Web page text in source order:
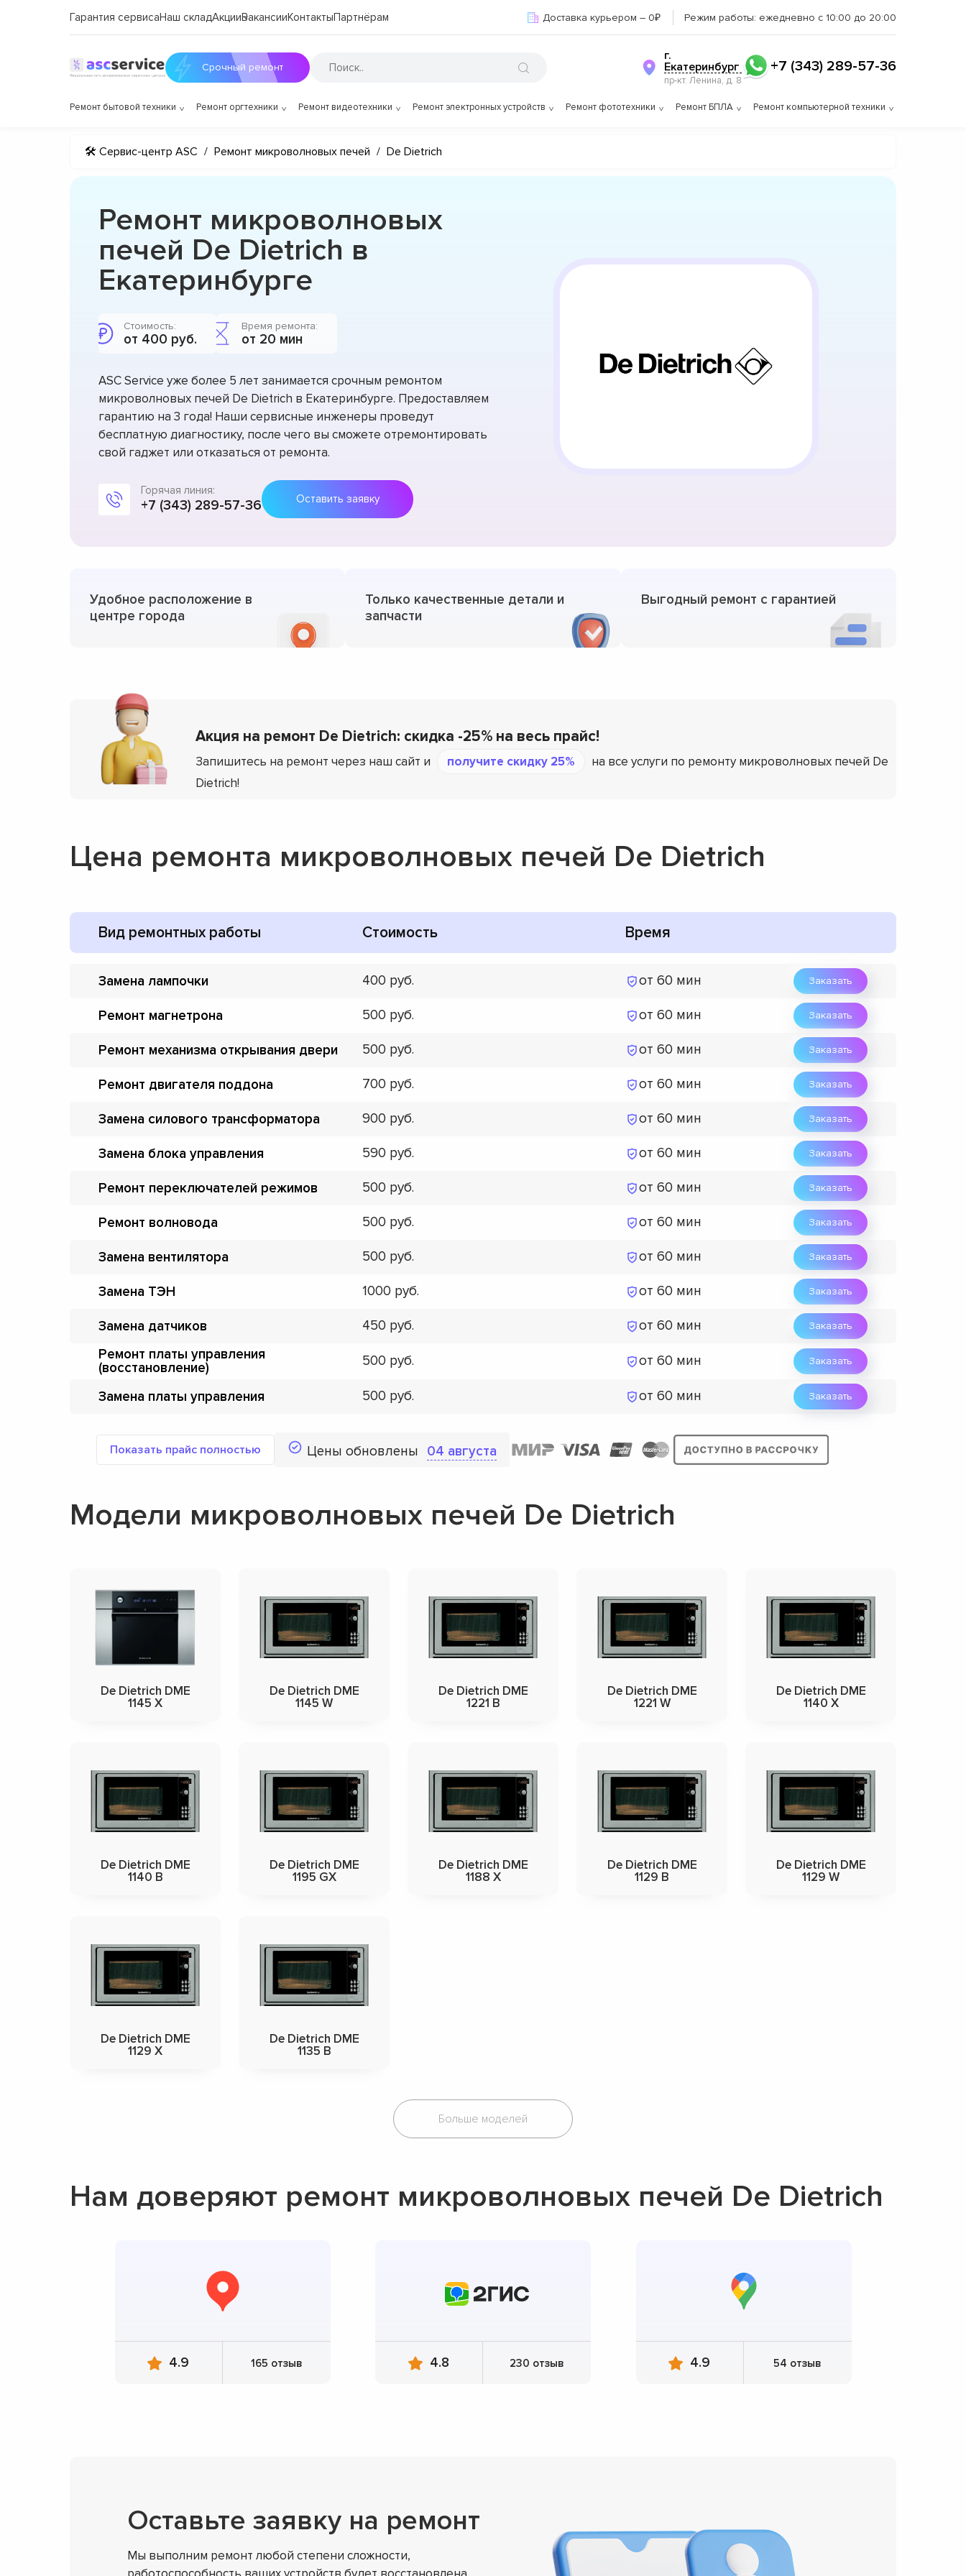
Гарантия сервисаНаш складАкцииВакансииКонтактыПартнёрам Доставка курьером – 0₽ Режим работы: ежедневно с 10:00 до 20:00
Срочный ремонт
г.
Екатеринбург
пр-кт. Ленина, д. 8
+7 (343) 289-57-36
Ремонт бытовой техники Ремонт оргтехники Ремонт видеотехники Ремонт электронных устройств Ремонт фототехники Ремонт БПЛА Ремонт компьютерной техники
🛠 Сервис-центр ASC / Ремонт микроволновых печей / De Dietrich
Ремонт микроволновых
печей De Dietrich в
Екатеринбурге
Стоимость:
от 400 руб.
Время ремонта:
от 20 мин
ASC Service уже более 5 лет занимается срочным ремонтом
микроволновых печей De Dietrich в Екатеринбурге. Предоставляем
гарантию на 3 года! Наши сервисные инженеры проведут
бесплатную диагностику, после чего вы сможете отремонтировать
свой гаджет или отказаться от ремонта.
Горячая линия:
+7 (343) 289-57-36 Оставить заявку
Удобное расположение в
центре города
Только качественные детали и
запчасти
Выгодный ремонт с гарантией
Акция на ремонт De Dietrich: скидка -25% на весь прайс!
Запишитесь на ремонт через наш сайт и получите скидку 25%
на все услуги по ремонту микроволновых печей De
Dietrich!
Цена ремонта микроволновых печей De Dietrich
Вид ремонтных работы Стоимость Время
Замена лампочки 400 от 60 мин Заказать
Ремонт магнетрона 500 от 60 мин Заказать
Ремонт механизма открывания двери 500 от 60 мин Заказать
Ремонт двигателя поддона 700 от 60 мин Заказать
Замена силового трансформатора 900 от 60 мин Заказать
Замена блока управления 590 от 60 мин Заказать
Ремонт переключателей режимов 500 от 60 мин Заказать
Ремонт волновода 500 от 60 мин Заказать
Замена вентилятора 500 от 60 мин Заказать
Замена ТЭН 1000 от 60 мин Заказать
Замена датчиков 450 от 60 мин Заказать
Ремонт платы управления
(восстановление)
500 от 60 мин Заказать
Замена платы управления 500 от 60 мин Заказать
Показать прайс полностью Цены обновлены 04 августа
Модели микроволновых печей De Dietrich
De Dietrich DME
1145 X
De Dietrich DME
1145 W
De Dietrich DME
1221 B
De Dietrich DME
1221 W
De Dietrich DME
1140 X
De Dietrich DME
1140 B
De Dietrich DME
1195 GX
De Dietrich DME
1188 X
De Dietrich DME
1129 B
De Dietrich DME
1129 W
De Dietrich DME
1129 X
De Dietrich DME
1135 B
Больше моделей
Нам доверяют ремонт микроволновых печей De Dietrich
4.9 165 отзыв 4.8 230 отзыв 4.9 54 отзыв
Оставьте заявку на ремонт
Мы выполним ремонт любой степени сложности,